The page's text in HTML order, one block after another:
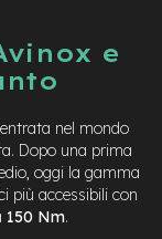
e
nel mondo
Dopo una prima
oggi la gamma
più accessibili con
150 Nm.